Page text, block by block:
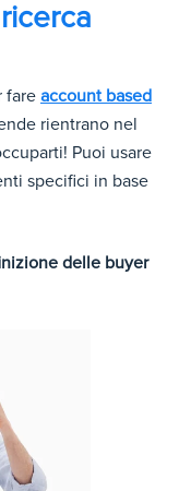
fare account based
rientrano nel
Puoi usare
specifici in base
delle buyer